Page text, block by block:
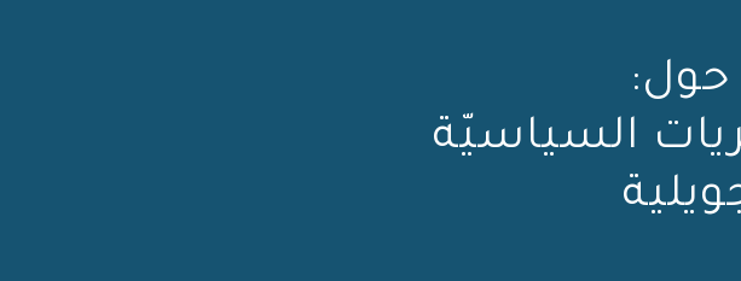
السياسيّة